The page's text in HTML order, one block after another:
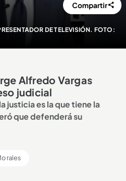
DE TELEVISIÓN. FOTO:
Compartir
Alfredo Vargas
judicial
justicia es la que tiene la
que defenderá su